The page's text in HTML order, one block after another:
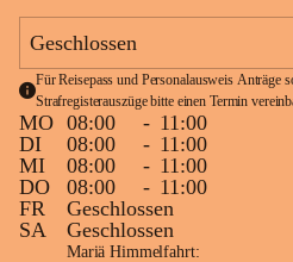
Geschlossen
Für Reisepass und Personalausweis Anträge
Strafregisterauszüge bitte einen Termin
MO 08:00 - 11:00
DI
08:00 - 11:00
MI
08:00 - 11:00
DO
08:00 - 11:00
FR
Geschlossen
SA
Geschlossen
Mariä Himmelfahrt: